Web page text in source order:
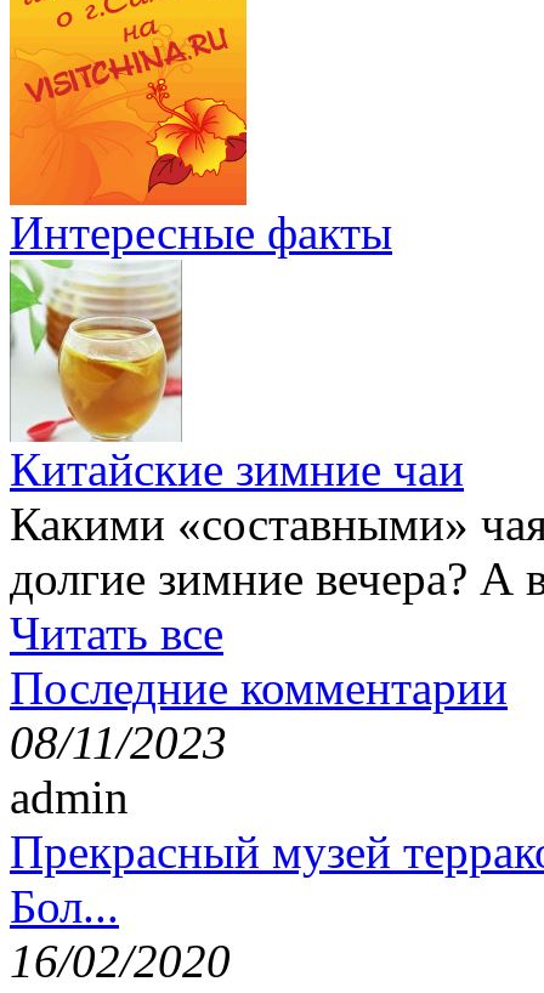
Интересные факты
Китайские зимние чаи
Какими «составными»
долгие зимние вечера? А
Читать все
Последние комментарии
08/11/2023
admin
Прекрасный музей
Бол...
16/02/2020